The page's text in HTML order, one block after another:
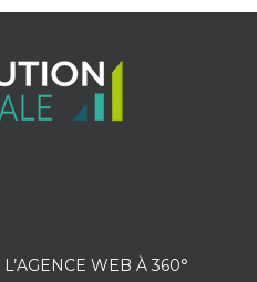
WEB À 360°